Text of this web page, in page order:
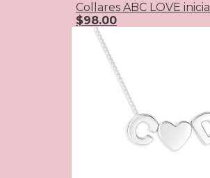
Collares ABC LOVE inicial
$98.00